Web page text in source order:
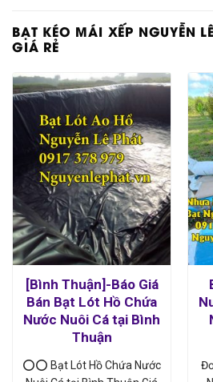
BẠT KÉO MÁI XẾP NGUYỄN
GIÁ RẺ
[Bình Thuận]-Báo Giá
Bán Bạt Lót Hồ Chứa
Nước Nuôi Cá tại Bình
Thuận
⭕⭕ Bạt Lót Hồ Chứa Nước